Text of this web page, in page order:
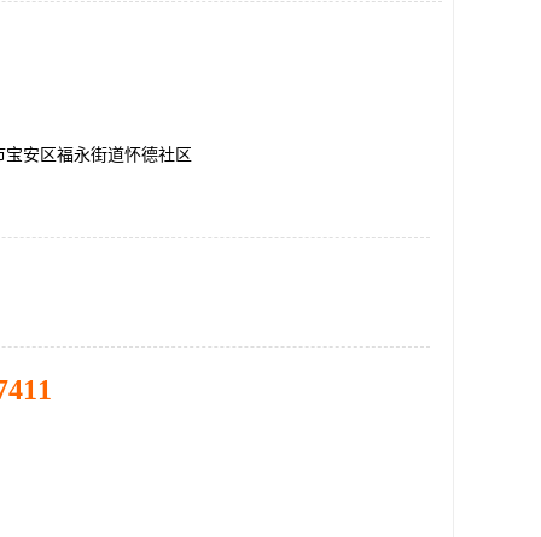
宝安区福永街道怀德社区